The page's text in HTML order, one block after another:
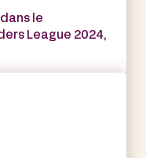
le
League 2024,